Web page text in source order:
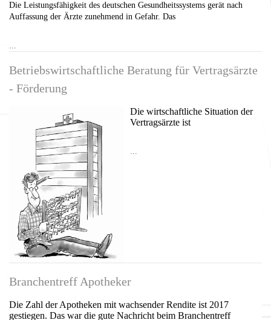
Die Leistungsfähigkeit des deutschen Gesundheitssystems gerät nach
Auffassung der Ärzte zunehmend in Gefahr. Das
...
Betriebswirtschaftliche Beratung für Vertragsärzte
- Förderung
Die wirtschaftliche Situation der
Vertragsärzte ist
...
Branchentreff Apotheker
Die Zahl der Apotheken mit wachsender Rendite ist 2017
gestiegen. Das war die gute Nachricht beim Branchentreff